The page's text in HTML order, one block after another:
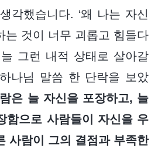
각했습니다. ‘왜 나는 자신
는 것이 너무 괴롭고 힘들다
그런 내적 상태로 살아갈
나님 말씀 한 단락을 보았
은 늘 자신을 포장하고, 늘
함으로 사람들이 자신을 우
사람이 그의 결점과 부족한